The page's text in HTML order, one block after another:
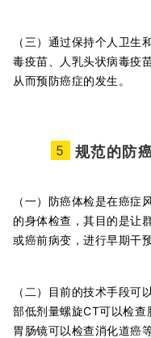
（三）通过保持个人卫生
毒疫苗、人乳头状病毒疫
从而预防癌症的发生。
5 规范的防
（一）防癌体检是在癌
的身体检查，其目的是让
或癌前病变，进行早期干预
（二）目前的技术手段可
部低剂量螺旋CT可以检查
胃肠镜可以检查消化道癌等